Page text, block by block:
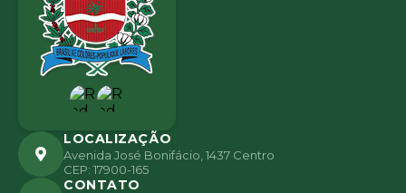
LOCALIZAÇÃO
Avenida José Bonifácio, 1437 Centro
CEP: 17900-165
CONTATO